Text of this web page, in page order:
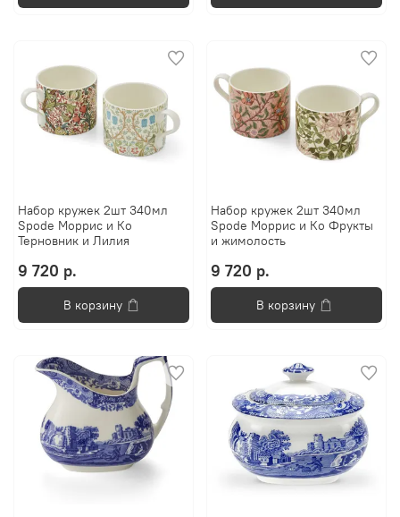
Набор кружек 2шт 340мл
Spode Моррис и Ко
Терновник и Лилия
9 720 р.
В корзину
Набор кружек 2шт 340мл
Spode Моррис и Ко Фрукты
и жимолость
9 720 р.
В корзину